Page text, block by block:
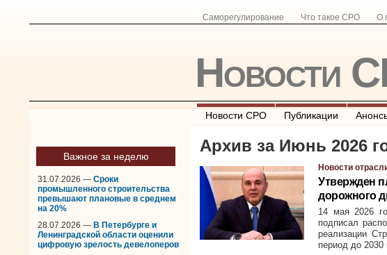
Саморегулирование Что такое СРО О
Новости
Новости СРО Публикации
Важное за неделю
31.07.2026 — Сроки
промышленного строительства
превышают плановые в среднем
на 20%
28.07.2026 — В Петербурге и
Ленинградской области оценили
цифровую зрелость девелоперов
Архив за Июнь 2026
Новости
Утвержден
дорожного
14 мая 2026
подписал
реализации
период до 2030